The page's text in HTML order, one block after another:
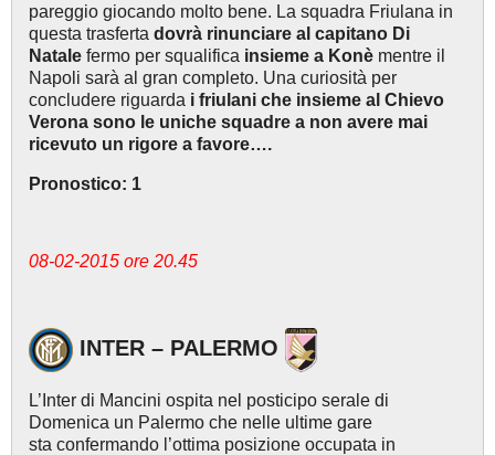
pareggio giocando molto bene. La squadra Friulana in
questa trasferta dovrà rinunciare al capitano Di
Natale fermo per squalifica insieme a Konè mentre il
Napoli sarà al gran completo. Una curiosità per
concludere riguarda i friulani che insieme al Chievo
Verona sono le uniche squadre a non avere mai
ricevuto un rigore a favore….
Pronostico: 1
08-02-2015 ore 20.45
INTER – PALERMO
L’Inter di Mancini ospita nel posticipo serale di
Domenica un Palermo che nelle ultime gare
sta confermando l’ottima posizione occupata in